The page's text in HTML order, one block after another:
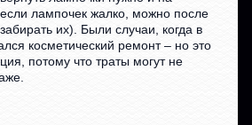
лампочек жалко, можно после
их). Были случаи, когда в
косметический ремонт – но это
потому что траты могут не